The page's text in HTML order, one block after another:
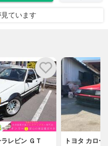
ています
レビン ＧＴ
トヨタ カロ